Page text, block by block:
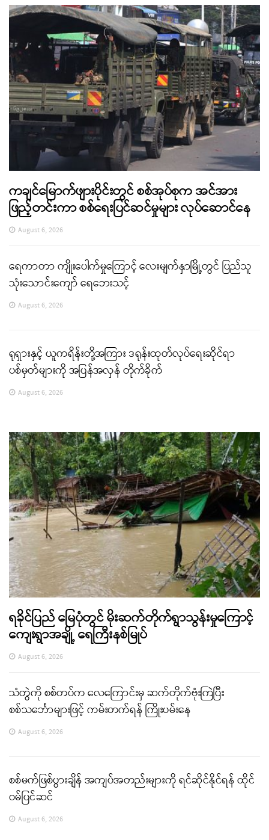
ကချင်မြောက်ဖျားပိုင်းတွင် စစ်အုပ်စုက အင်အား
ဖြည့်တင်းကာ စစ်ရေးပြင်ဆင်မှုများ လုပ်ဆောင်နေ
August 6, 2026
ရေကာတာ ကျိုးပေါက်မှုကြောင့် လေးမျက်နှာမြို့တွင် ပြည်သူ
သုံးသောင်းကျော် ရေဘေးသင့်
August 6, 2026
ရုရှားနှင့် ယူကရိန်းတို့အကြား ဒရုန်းထုတ်လုပ်ရေးဆိုင်ရာ
ပစ်မှတ်များကို အပြန်အလှန် တိုက်ခိုက်
August 6, 2026
ရခိုင်ပြည် မြေပုံတွင် မိုးဆက်တိုက်ရွာသွန်းမှုကြောင့်
ကျေးရွာအချို့ ရေကြီးနစ်မြုပ်
August 6, 2026
သံတွဲကို စစ်တပ်က လေကြောင်းမှ ဆက်တိုက်ဗုံးကြဲပြီး
စစ်သင်္ဘောများဖြင့် ကမ်းတက်ရန် ကြိုးပမ်းနေ
August 6, 2026
စစ်မက်ဖြစ်ပွားချိန် အကျပ်အတည်းများကို ရင်ဆိုင်နိုင်ရန် ထိုင်
ဝမ်ပြင်ဆင်
August 6, 2026